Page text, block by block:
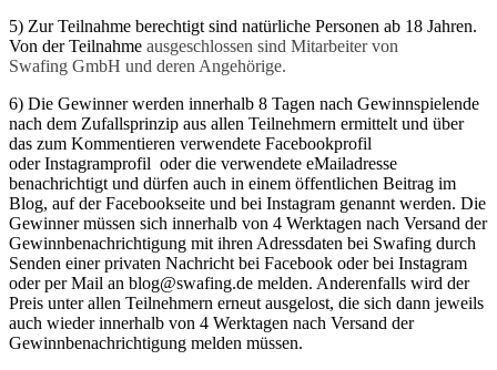
5) Zur Teilnahme berechtigt sind natürliche Personen ab 18 Jahren.
Von der Teilnahme ausgeschlossen sind Mitarbeiter von
Swafing GmbH und deren Angehörige.
6) Die Gewinner werden innerhalb 8 Tagen nach Gewinnspielende
nach dem Zufallsprinzip aus allen Teilnehmern ermittelt und über
das zum Kommentieren verwendete Facebookprofil
oder Instagramprofil oder die verwendete eMailadresse
benachrichtigt und dürfen auch in einem öffentlichen Beitrag im
Blog, auf der Facebookseite und bei Instagram genannt werden. Die
Gewinner müssen sich innerhalb von 4 Werktagen nach Versand der
Gewinnbenachrichtigung mit ihren Adressdaten bei Swafing durch
Senden einer privaten Nachricht bei Facebook oder bei Instagram
oder per Mail an blog@swafing.de melden. Anderenfalls wird der
Preis unter allen Teilnehmern erneut ausgelost, die sich dann jeweils
auch wieder innerhalb von 4 Werktagen nach Versand der
Gewinnbenachrichtigung melden müssen.